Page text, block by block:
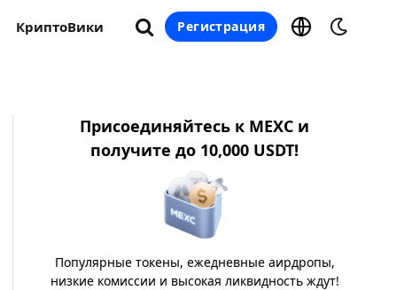
КриптоВики Регистрация
Присоединяйтесь к MEXC и
получите до 10,000 USDT!
Популярные токены, ежедневные аирдропы,
низкие комиссии и высокая ликвидность ждут!